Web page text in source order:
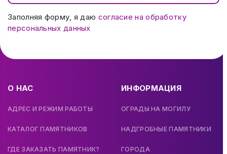
Заполняя форму, я даю согласие на обработку
персональных данных
О НАС
АДРЕС И РЕЖИМ РАБОТЫ
КАТАЛОГ ПАМЯТНИКОВ
ГДЕ ЗАКАЗАТЬ ПАМЯТНИК?
ИНФОРМАЦИЯ
ОГРАДЫ НА МОГИЛУ
НАДГРОБНЫЕ ПАМЯТНИКИ
ГОРОДА